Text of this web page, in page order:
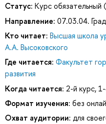
Статус: Курс обязательный (
Направление: 07.03.04.
Кто читает: Высшая школа
А.А. Высоковского
Где читается: Факультет
развития
Когда читается: 2-й курс,
Формат изучения: без
Охват аудитории: для